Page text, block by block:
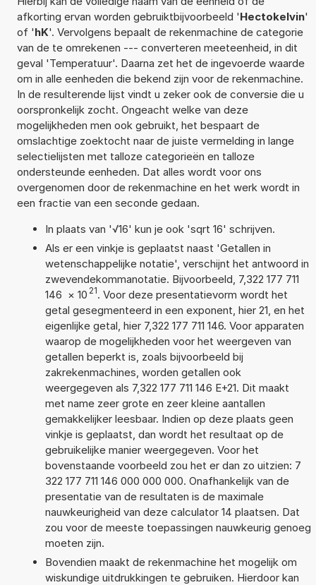
afkorting ervan worden gebruiktbijvoorbeeld 'Hectokelvin'
of 'hK'. Vervolgens bepaalt de rekenmachine de categorie
van de te omrekenen --- converteren meeteenheid, in dit
geval 'Temperatuur'. Daarna zet het de ingevoerde waarde
om in alle eenheden die bekend zijn voor de rekenmachine.
In de resulterende lijst vindt u zeker ook de conversie die u
oorspronkelijk zocht. Ongeacht welke van deze
mogelijkheden men ook gebruikt, het bespaart de
omslachtige zoektocht naar de juiste vermelding in lange
selectielijsten met talloze categorieën en talloze
ondersteunde eenheden. Dat alles wordt voor ons
overgenomen door de rekenmachine en het werk wordt in
een fractie van een seconde gedaan.
In plaats van '√16' kun je ook 'sqrt 16' schrijven.
Als er een vinkje is geplaatst naast 'Getallen in
wetenschappelijke notatie', verschijnt het antwoord in
zwevendekommanotatie. Bijvoorbeeld, 7,322 177 711
146 × 10 21. Voor deze presentatievorm wordt het
getal gesegmenteerd in een exponent, hier 21, en het
eigenlijke getal, hier 7,322 177 711 146. Voor apparaten
waarop de mogelijkheden voor het weergeven van
getallen beperkt is, zoals bijvoorbeeld bij
zakrekenmachines, worden getallen ook
weergegeven als 7,322 177 711 146 E+21. Dit maakt
met name zeer grote en zeer kleine aantallen
gemakkelijker leesbaar. Indien op deze plaats geen
vinkje is geplaatst, dan wordt het resultaat op de
gebruikelijke manier weergegeven. Voor het
bovenstaande voorbeeld zou het er dan zo uitzien: 7
322 177 711 146 000 000 000. Onafhankelijk van de
presentatie van de resultaten is de maximale
nauwkeurigheid van deze calculator 14 plaatsen. Dat
zou voor de meeste toepassingen nauwkeurig genoeg
moeten zijn.
Bovendien maakt de rekenmachine het mogelijk om
wiskundige uitdrukkingen te gebruiken. Hierdoor kan